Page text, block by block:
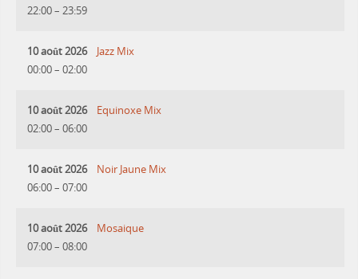
22:00– 23:59
10 août 2026
00:00– 02:00
Jazz Mix
10 août 2026
02:00– 06:00
Equinoxe Mix
10 août 2026
06:00– 07:00
Noir Jaune Mix
10 août 2026
07:00– 08:00
Mosaique